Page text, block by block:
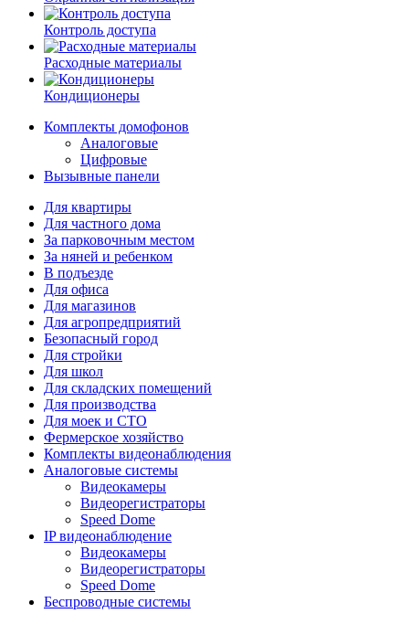
Контроль доступа
Расходные материалы
Кондиционеры
Комплекты домофонов
Аналоговые
Цифровые
Вызывные панели
Для квартиры
Для частного дома
За парковочным местом
За няней и ребенком
В подъезде
Для офиса
Для магазинов
Для агропредприятий
Безопасный город
Для стройки
Для школ
Для складских помещений
Для производства
Для моек и СТО
Фермерское хозяйство
Комплекты видеонаблюдения
Аналоговые системы
Видеокамеры
Видеорегистраторы
Speed Dome
IP видеонаблюдение
Видеокамеры
Видеорегистраторы
Speed Dome
Беспроводные системы